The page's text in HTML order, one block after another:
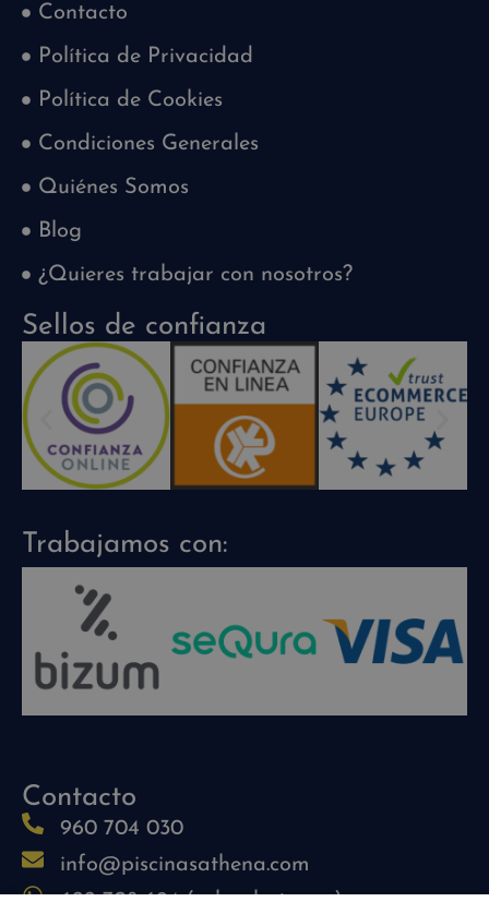
Contacto
Política de Privacidad
Política de Cookies
Condiciones Generales
Quiénes Somos
Blog
¿Quieres trabajar con nosotros?
Sellos de confianza
Trabajamos con:
Contacto
960 704 030
info@piscinasathena.com